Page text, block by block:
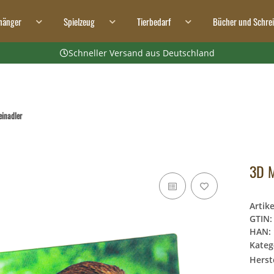
Spielzeug Tierbedarf Bücher und
Schneller Versand aus Deutschland
3D
GTIN:
HAN: